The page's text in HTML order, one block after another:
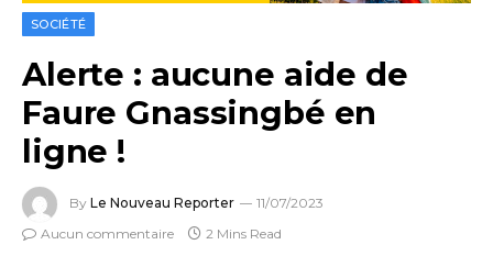
SOCIÉTÉ
Alerte : aucune aide de
Faure Gnassingbé en
ligne !
By Le Nouveau Reporter
11/07/2023
Aucun commentaire
2 Mins Read